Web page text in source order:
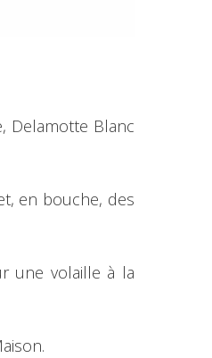
Delamotte Blanc
en bouche, des
une volaille à la